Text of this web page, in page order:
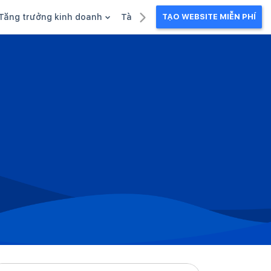
trưởng kinh doanh Tài liệu kinh doanhTẠO WEBSITE MIỄN PHÍ